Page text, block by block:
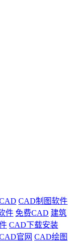
CAD制图软件
件 免费CAD 建筑
CAD下载安装
官网 CAD绘图